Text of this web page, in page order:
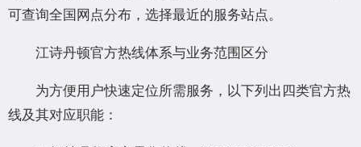
可查询全国网点分布，选择最近的服务站点。
江诗丹顿官方热线体系与业务范围区分
为方便用户快速定位所需服务，以下列出四类官方热
线及其对应职能：